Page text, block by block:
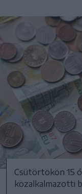
Csütörtökön 15
közalkalmazotti